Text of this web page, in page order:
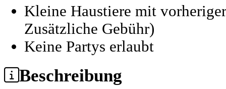
Kleine Haustiere mit
Zusätzliche Gebühr)
Keine Partys erlaubt
Beschreibung